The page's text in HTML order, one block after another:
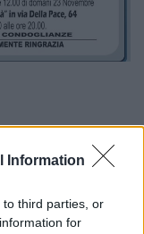
Information
third parties, or
for